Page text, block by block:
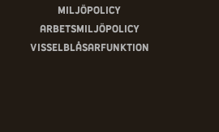
Miljöpolicy
Arbetsmiljöpolicy
Visselblåsarfunktion